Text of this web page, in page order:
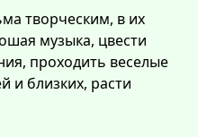
творческим, в их
музыка, цвести
проходить веселые
и близких, расти